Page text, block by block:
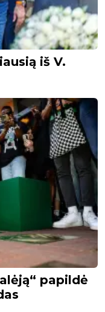
iš V.
papildė